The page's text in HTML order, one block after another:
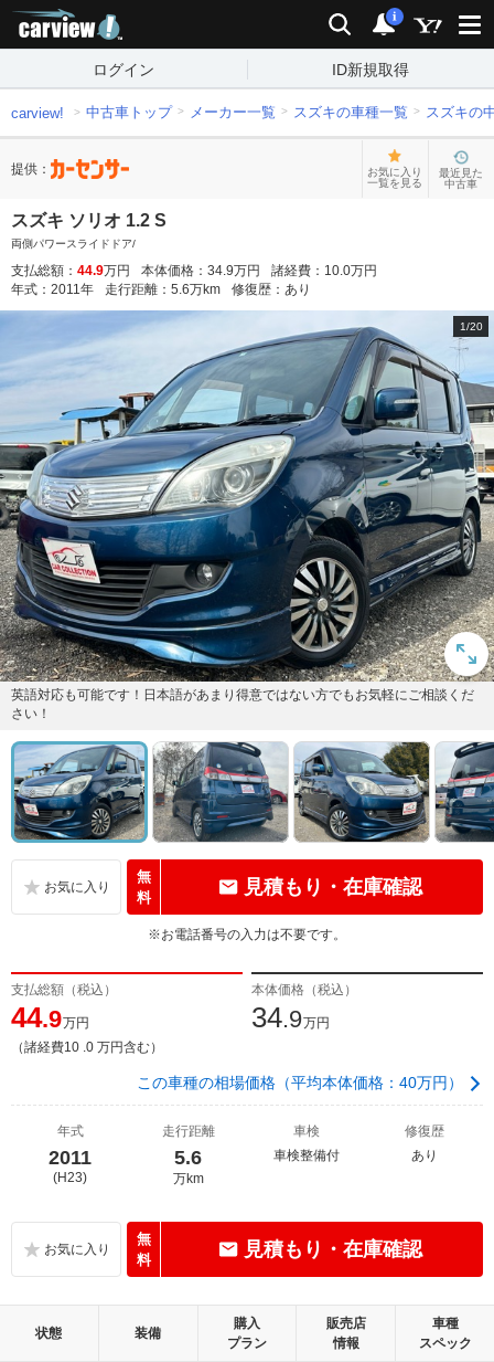
検索 通知
i
ログイン ID新規取得
carview! 中古車トップ メーカー一覧 スズキの車種一覧 スズキの
提供：
お気に入り
一覧を見る
最近見た
中古車
スズキ ソリオ 1.2 S
両側パワースライドドア/
支払総額： 44.9万円 本体価格： 34.9万円 諸経費： 10.0万円
年式： 2011年 走行距離： 5.6万km 修復歴： あり
1/20
英語対応も可能です！日本語があまり得意ではない方でもお気軽にご相談くだ
さい！
無
料
見積もり・在庫確認
※お電話番号の入力は不要です。
支払総額（税込）
44.9万円
（諸経費10 .0 万円含む）
本体価格（税込）
34.9万円
この車種の相場価格（平均本体価格：40万円）
年式
2011
(H23)
走行距離
5.6
万km
車検
車検整備付
修復歴
あり
無
料
見積もり・在庫確認
状態 装備
購入
プラン
販売店
情報
車種
スペック